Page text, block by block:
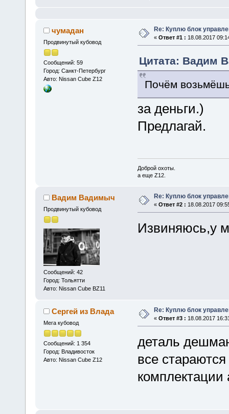
чумадан
Продвинутый кубовод
Сообщений: 59
Город: Санкт-Петербург
Авто: Nissan Cube Z12
Re: Куплю блок
« Ответ #1 : 18.08.2017
Цитата: Вадим
Почём
за деньги.)
Предлагай.
Доброй охоты.
а еще Z12.
Вадим Вадимыч
Продвинутый кубовод
Сообщений: 42
Город: Тольятти
Авто: Nissan Cube BZ11
Re: Куплю блок
« Ответ #2 : 18.08.2017
Извиняюсь,у
Сергей из Влада
Мега кубовод
Сообщений: 1 354
Город: Владивосток
Авто: Nissan Cube Z12
Re: Куплю блок
« Ответ #3 : 18.08.2017
деталь
все
комплектации